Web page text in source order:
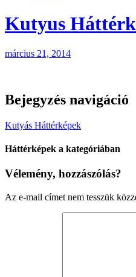
Kutyus
március 21, 2014
Bejegyzés navigáció
Kutyás Háttérképek
Háttérképek a kategóriában
Vélemény, hozzászólás?
Az e-mail címet nem tesszük